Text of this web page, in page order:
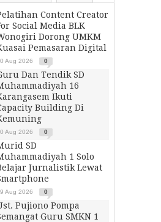
Content Creator
Social Media BLK
Dorong UMKM
Pemasaran Digital
Aug 2026 0
Dan Tendik SD
16
Ikuti
Building Di
Aug 2026 0
SD
1 Solo
Jurnalistik Lewat
Aug 2026 0
Pujiono Pompa
Guru SMKN 1